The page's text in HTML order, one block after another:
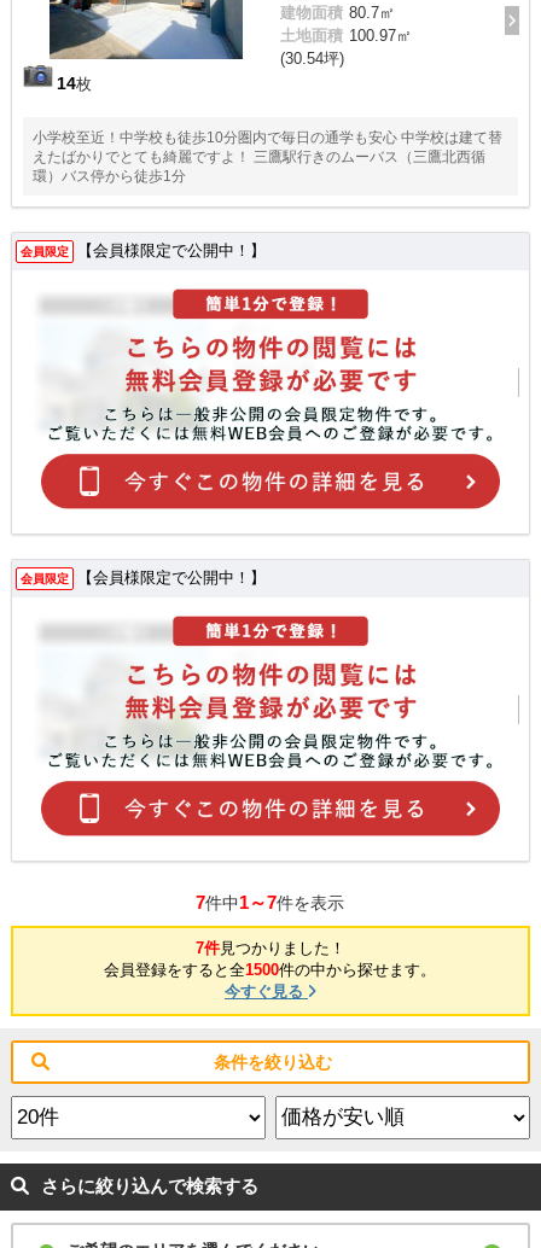
14枚
建物面積 80.7㎡
土地面積 100.97㎡
(30.54坪)
小学校至近！中学校も徒歩10分圏内で毎日の通学も安心 中学校は建て替
えたばかりでとても綺麗ですよ！ 三鷹駅行きのムーバス（三鷹北西循
環）バス停から徒歩1分
会員限定 【会員様限定で公開中！】
会員限定 【会員様限定で公開中！】
7件中1～7件を表示
7件見つかりました！
会員登録をすると全1500件の中から探せます。
今すぐ見る
条件を絞り込む
さらに絞り込んで検索する